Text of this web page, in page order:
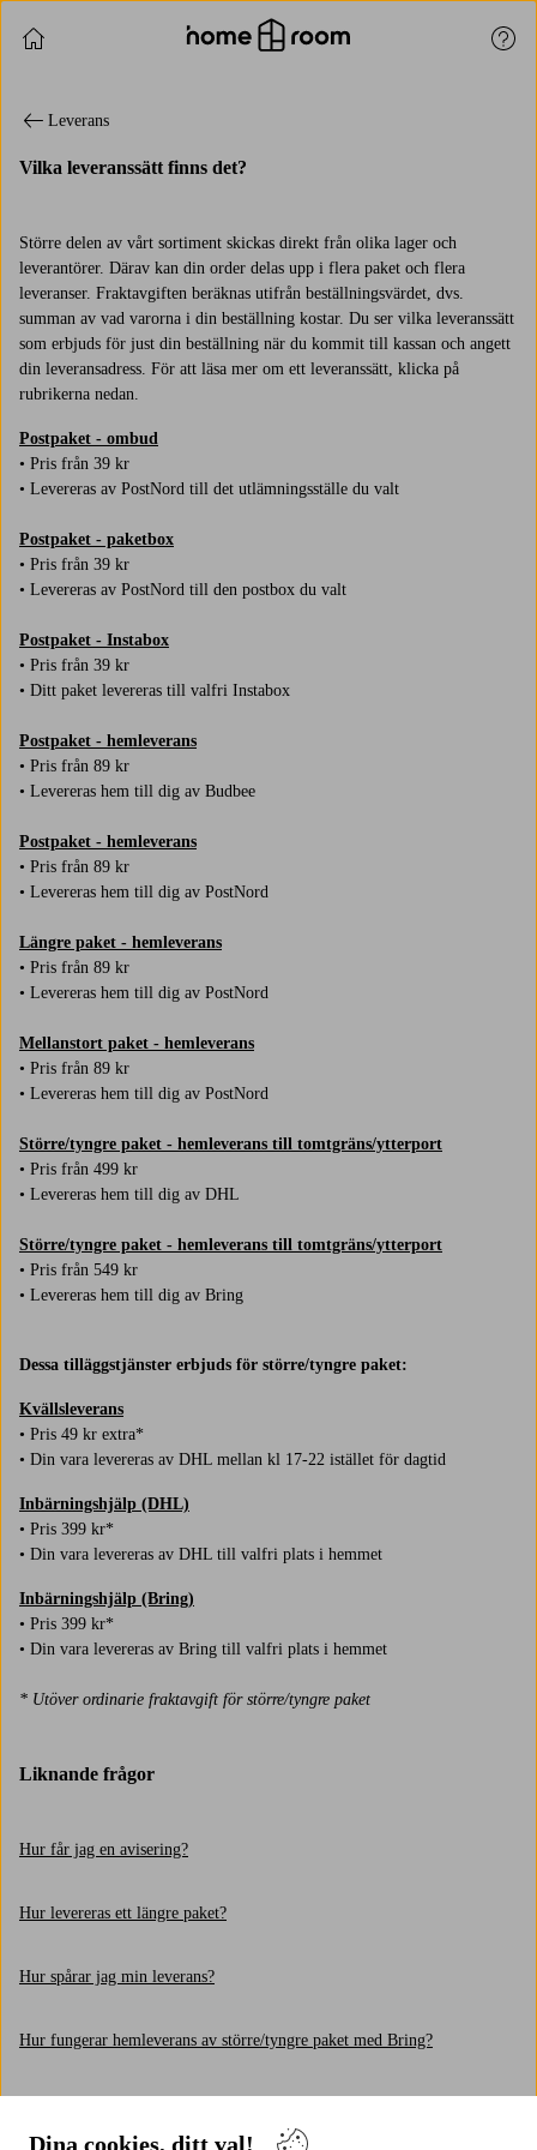
Dina cookies, ditt val!
Fortsätt handla
Leverans
Vilka leveranssätt finns det?
Större delen av vårt sortiment skickas direkt från olika lager och
leverantörer. Därav kan din order delas upp i flera paket och flera
leveranser. Fraktavgiften beräknas utifrån beställningsvärdet, dvs.
summan av vad varorna i din beställning kostar. Du ser vilka leveranssätt
som erbjuds för just din beställning när du kommit till kassan och angett
din leveransadress. För att läsa mer om ett leveranssätt, klicka på
rubrikerna nedan.
Postpaket - ombud
• Pris från 39 kr
• Levereras av PostNord till det utlämningsställe du valt
Postpaket - paketbox
• Pris från 39 kr
• Levereras av PostNord till den postbox du valt
Postpaket - Instabox
• Pris från 39 kr
• Ditt paket levereras till valfri Instabox
Postpaket - hemleverans
• Pris från 89 kr
• Levereras hem till dig av Budbee
Postpaket - hemleverans
• Pris från 89 kr
• Levereras hem till dig av PostNord
Längre paket - hemleverans
• Pris från 89 kr
• Levereras hem till dig av PostNord
Mellanstort paket - hemleverans
• Pris från 89 kr
• Levereras hem till dig av PostNord
Större/tyngre paket - hemleverans till tomtgräns/ytterport
• Pris från 499 kr
• Levereras hem till dig av DHL
Större/tyngre paket - hemleverans till tomtgräns/ytterport
• Pris från 549 kr
• Levereras hem till dig av Bring
Dessa tilläggstjänster erbjuds för större/tyngre paket:
Kvällsleverans
• Pris 49 kr extra*
• Din vara levereras av DHL mellan kl 17-22 istället för dagtid
Inbärningshjälp (DHL)
• Pris 399 kr*
• Din vara levereras av DHL till valfri plats i hemmet
Inbärningshjälp (Bring)
• Pris 399 kr*
• Din vara levereras av Bring till valfri plats i hemmet
* Utöver ordinarie fraktavgift för större/tyngre paket
Liknande frågor
Hur får jag en avisering?
Hur levereras ett längre paket?
Hur spårar jag min leverans?
Hur fungerar hemleverans av större/tyngre paket med Bring?